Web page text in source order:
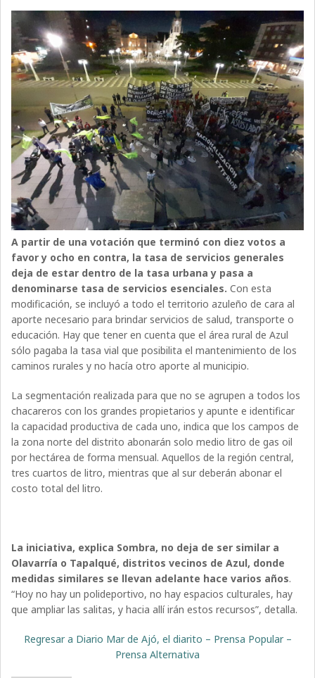
A partir de una votación que terminó con diez votos a
favor y ocho en contra, la tasa de servicios generales
deja de estar dentro de la tasa urbana y pasa a
denominarse tasa de servicios esenciales. Con esta
modificación, se incluyó a todo el territorio azuleño de cara al
aporte necesario para brindar servicios de salud, transporte o
educación. Hay que tener en cuenta que el área rural de Azul
sólo pagaba la tasa vial que posibilita el mantenimiento de los
caminos rurales y no hacía otro aporte al municipio.
La segmentación realizada para que no se agrupen a todos los
chacareros con los grandes propietarios y apunte e identificar
la capacidad productiva de cada uno, indica que los campos de
la zona norte del distrito abonarán solo medio litro de gas oil
por hectárea de forma mensual. Aquellos de la región central,
tres cuartos de litro, mientras que al sur deberán abonar el
costo total del litro.
La iniciativa, explica Sombra, no deja de ser similar a
Olavarría o Tapalqué, distritos vecinos de Azul, donde
medidas similares se llevan adelante hace varios años.
“Hoy no hay un polideportivo, no hay espacios culturales, hay
que ampliar las salitas, y hacia allí irán estos recursos”, detalla.
Regresar a Diario Mar de Ajó, el diarito – Prensa Popular –
Prensa Alternativa